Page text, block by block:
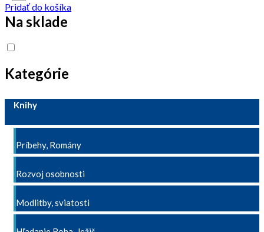
Pridať do košíka
Na sklade
Kategórie
Knihy
Príbehy, Romány
Rozvoj osobnosti
Modlitby, sviatosti